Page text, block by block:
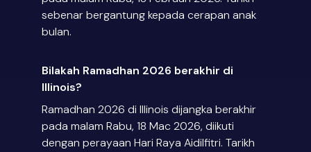
sebenar bergantung kepada cerapan anak
bulan.
Bilakah Ramadhan 2026 berakhir di
Illinois?
Ramadhan 2026 di Illinois dijangka berakhir
pada malam Rabu, 18 Mac 2026, diikuti
dengan perayaan Hari Raya Aidilfitri. Tarikh